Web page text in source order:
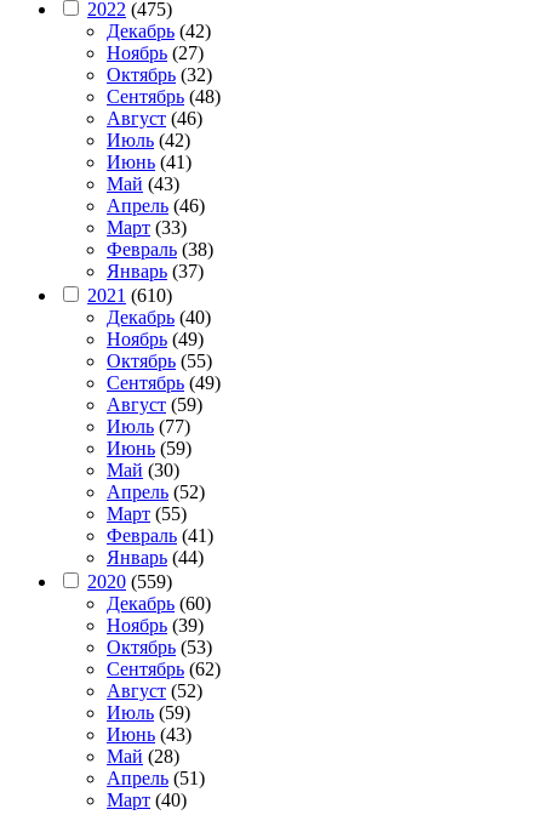
2022 (475)
Декабрь (42)
Ноябрь (27)
Октябрь (32)
Сентябрь (48)
Август (46)
Июль (42)
Июнь (41)
Май (43)
Апрель (46)
Март (33)
Февраль (38)
Январь (37)
2021 (610)
Декабрь (40)
Ноябрь (49)
Октябрь (55)
Сентябрь (49)
Август (59)
Июль (77)
Июнь (59)
Май (30)
Апрель (52)
Март (55)
Февраль (41)
Январь (44)
2020 (559)
Декабрь (60)
Ноябрь (39)
Октябрь (53)
Сентябрь (62)
Август (52)
Июль (59)
Июнь (43)
Май (28)
Апрель (51)
Март (40)